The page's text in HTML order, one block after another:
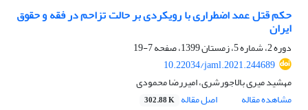
حکم قتل عمد اضطراری با رویکردی بر حالت تزاحم در فقه و حقوق
ایران
دوره 2، شماره 5، زمستان 1399، صفحه
7-19
10.22034/jaml.2021.244689
مهشید میری بالاجورشری، امیررضا محمودی
مشاهده مقاله
اصل مقاله 302.88 K